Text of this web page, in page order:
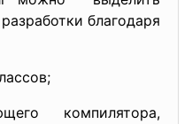
благодаря
компилятора,